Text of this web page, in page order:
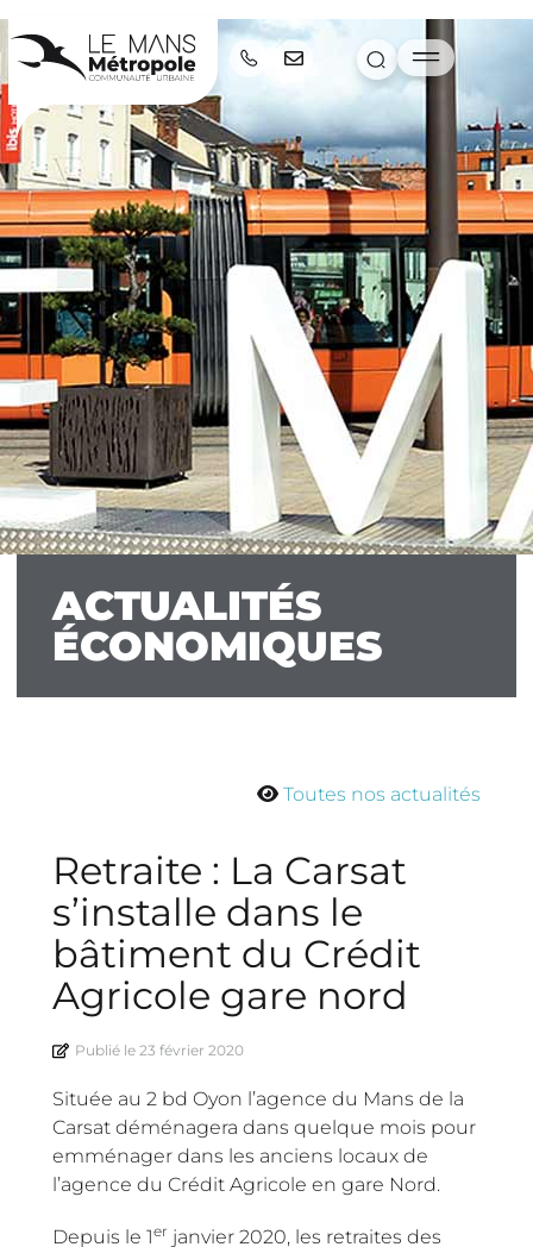
ACTUALITÉS
ÉCONOMIQUES
Toutes nos actualités
Retraite : La Carsat
s’installe dans le
bâtiment du Crédit
Agricole gare nord
Publié le 23 février 2020
Située au 2 bd Oyon l’agence du Mans de la
Carsat déménagera dans quelque mois pour
emménager dans les anciens locaux de
l’agence du Crédit Agricole en gare Nord.
Depuis le 1er janvier 2020, les retraites des